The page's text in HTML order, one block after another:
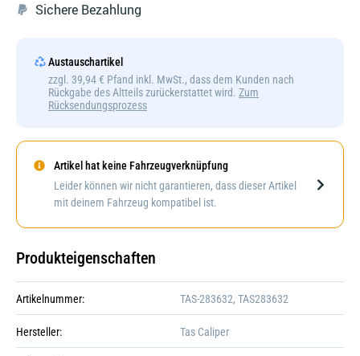
Sichere Bezahlung
Austauschartikel
zzgl. 39,94 € Pfand inkl. MwSt., dass dem Kunden nach
Rückgabe des Altteils zurückerstattet wird. Zum
Rücksendungsprozess
Darstellung kann abweichen
Artikel hat keine Fahrzeugverknüpfung
Leider können wir nicht garantieren, dass dieser Artikel
mit deinem Fahrzeug kompatibel ist.
Produkteigenschaften
Artikelnummer: TAS-283632, TAS283632
Hersteller: Tas Caliper